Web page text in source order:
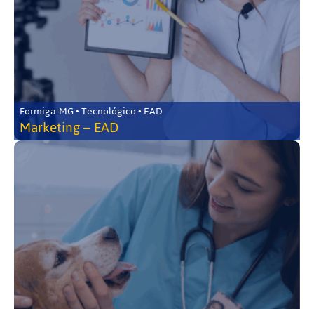
Formiga-MG • Tecnológico • EAD
Marketing – EAD